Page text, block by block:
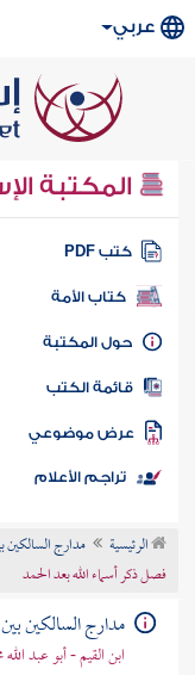
عربي
المكتبة
كتب PDF
كتاب الأمة
المكتبة
الكتب
موضوعي
تراجم الأعلام
الرئيسية
مدارج السالكين
فصل ذكر أسماء الله بعد الحمد
مدارج السالكين
ابن القيم - أبو عبد